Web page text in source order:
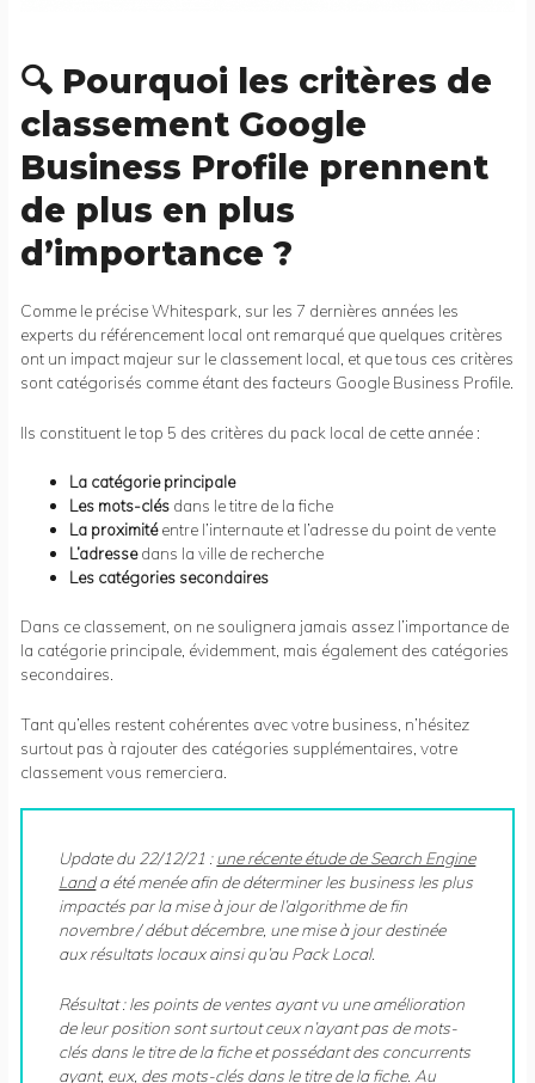
🔍 Pourquoi les critères de
classement Google
Business Profile prennent
de plus en plus
d’importance ?
Comme le précise Whitespark, sur les 7 dernières années les
experts du référencement local ont remarqué que quelques critères
ont un impact majeur sur le classement local, et que tous ces critères
sont catégorisés comme étant des facteurs Google Business Profile.
Ils constituent le top 5 des critères du pack local de cette année :
La catégorie principale
Les mots-clés dans le titre de la fiche
La proximitéentre l’internaute et l’adresse du point de vente
L’adressedans la ville de recherche
Les catégories secondaires
Dans ce classement, on ne soulignera jamais assez l’importance de
la catégorie principale, évidemment, mais également des catégories
secondaires.
Tant qu’elles restent cohérentes avec votre business, n’hésitez
surtout pas à rajouter des catégories supplémentaires, votre
classement vous remerciera.
Update du 22/12/21 :une récente étude de Search Engine
Landa été menée afin de déterminer les business les plus
impactés par la mise à jour de l’algorithme de fin
novembre / début décembre, une mise à jour destinée
aux résultats locaux ainsi qu’au Pack Local.
Résultat : les points de ventes ayant vu une amélioration
de leur position sont surtout ceux n’ayant pas de mots-
clés dans le titre de la fiche et possédant des concurrents
ayant, eux, des mots-clés dans le titre de la fiche. Au